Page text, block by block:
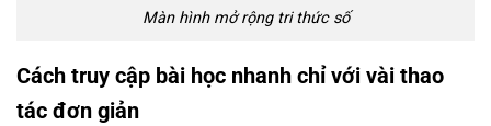
Màn hình mở rộng tri thức số
Cách truy cập bài học nhanh chỉ với vài thao
tác đơn giản